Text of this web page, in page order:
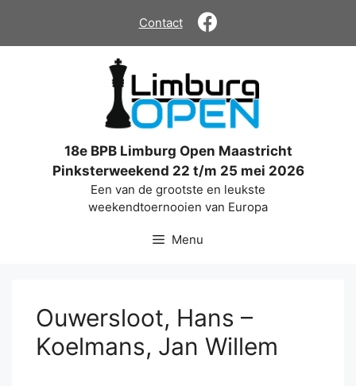
de
Contact
18e BPB Limburg Open Maastricht
Pinksterweekend 22 t/m 25 mei 2026
Een van de grootste en leukste
weekendtoernooien van Europa
Menu
Ouwersloot, Hans –
Koelmans, Jan Willem